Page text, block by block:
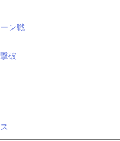
ン戦
破